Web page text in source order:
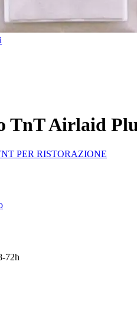
TnT Airlaid
PER RISTORAZIONE
72h